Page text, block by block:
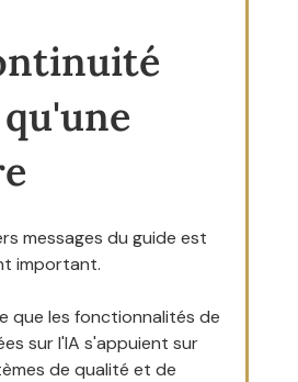
messages du guide est
important.
que les fonctionnalités de
sur l'IA s'appuient sur
de qualité et de